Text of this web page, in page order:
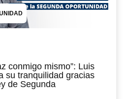
conmigo mismo”: Luis
su tranquilidad gracias
de Segunda